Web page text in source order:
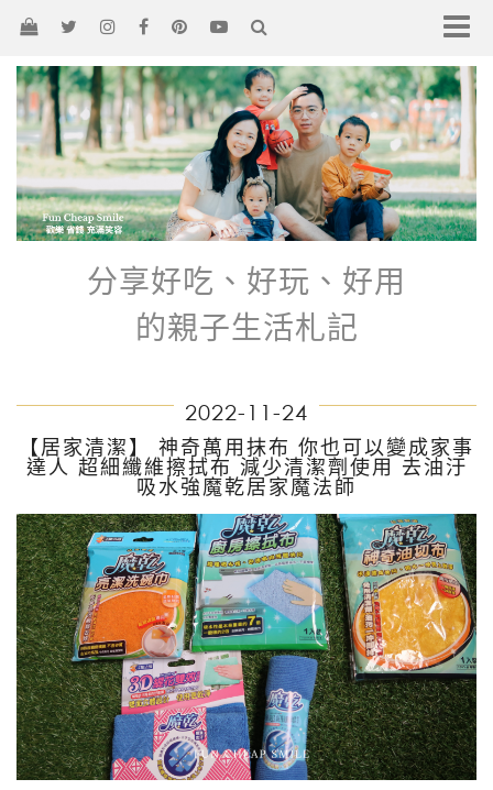
分享好吃、好玩、好用
的親子生活札記
2022-11-24
【居家清潔】 神奇萬用抹布 你也可以變成家事
達人 超細纖維擦拭布 減少清潔劑使用 去油汙
吸水強魔乾居家魔法師